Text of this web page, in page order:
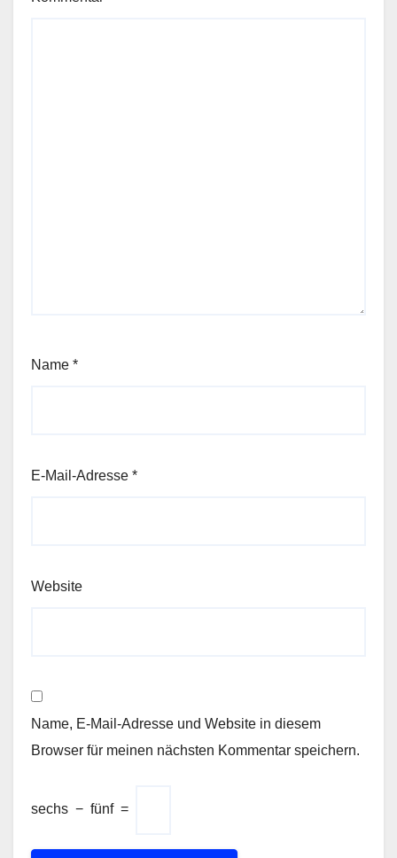
Name *
E-Mail-Adresse *
Website
Name, E-Mail-Adresse und Website in diesem
Browser für meinen nächsten Kommentar speichern.
sechs − fünf =